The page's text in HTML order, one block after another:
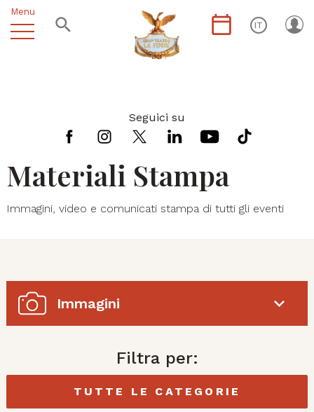
Menu
IT
Seguici su
Materiali Stampa
Immagini, video e comunicati stampa di tutti gli eventi
Immagini
Filtra per:
TUTTE LE CATEGORIE